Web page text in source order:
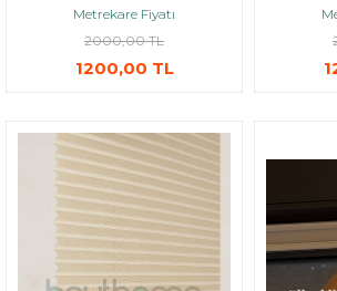
Metrekare Fiyatı
2000,00 TL
1200,00 TL